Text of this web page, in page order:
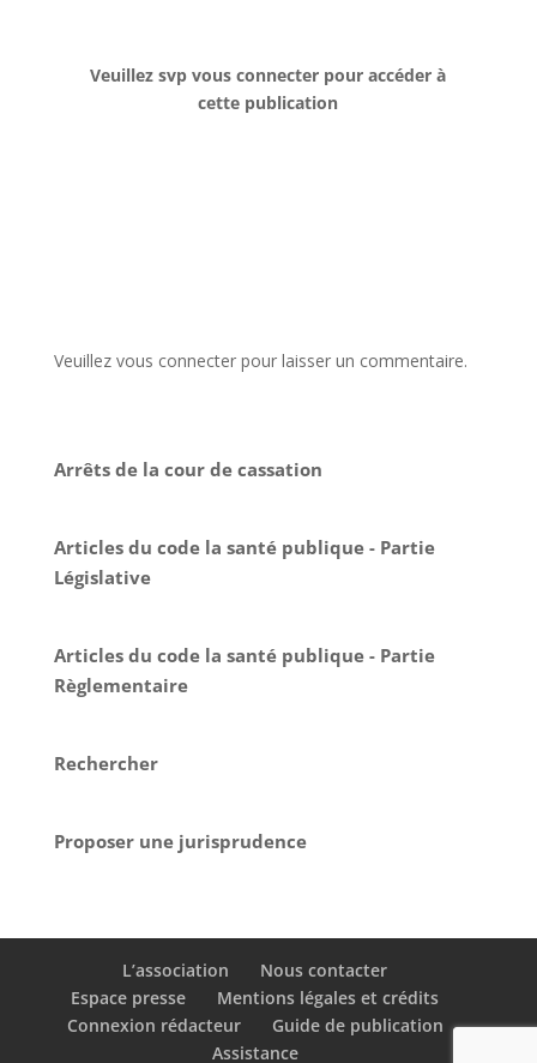
Veuillez svp vous connecter pour accéder à
cette publication
Veuillez vous connecter pour laisser un commentaire.
Arrêts de la cour de cassation
Articles du code la santé publique - Partie
Législative
Articles du code la santé publique - Partie
Règlementaire
Rechercher
Proposer une jurisprudence
L’association
Nous contacter
Espace presse
Mentions légales et crédits
Connexion rédacteur
Guide de publication
Assistance